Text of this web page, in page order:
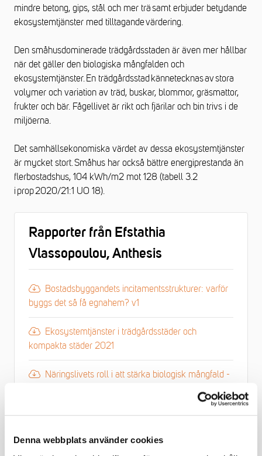
Denna webbplats använder cookies
mindre betong, gips, stål och mer trä samt erbjuder betydande
ekosystemtjänster med tilltagande värdering.
Den småhusdominerade trädgårdsstaden är även mer hållbar
när det gäller den biologiska mångfalden och
ekosystemtjänster. En trädgårdsstad kännetecknas av stora
volymer och variation av träd, buskar, blommor, gräsmattor,
frukter och bär. Fågellivet är rikt och fjärilar och bin trivs i de
miljöerna.
Det samhällsekonomiska värdet av dessa ekosystemtjänster
är mycket stort. Småhus har också bättre energiprestanda än
flerbostadshus, 104 kWh/m2 mot 128 (tabell 3.2
i prop 2020/21:1 UO 18).
Rapporter från Efstathia
Vlassopoulou, Anthesis
Bostadsbyggandets incitamentsstrukturer: varför
byggs det så få egnahem? v1
Ekosystemtjänster i trädgårdsstäder och
kompakta städer 2021
Näringslivets roll i att stärka biologisk mångfald -
Stadsutformning och hållbarhet sammanfattning